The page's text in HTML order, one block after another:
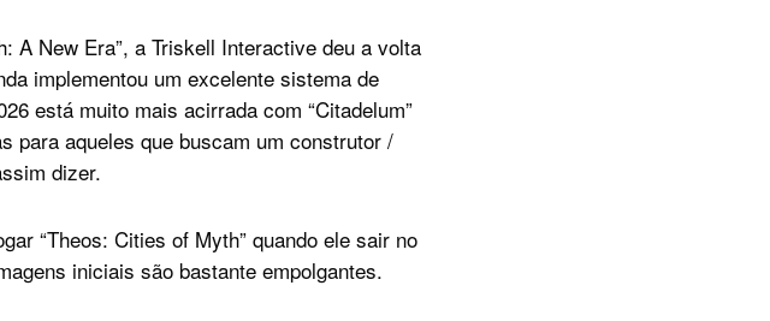
A New Era”, a Triskell Interactive deu a volta
implementou um excelente sistema de
está muito mais acirrada com “Citadelum”
para aqueles que buscam um construtor /
dizer.
“Theos: Cities of Myth” quando ele sair no
iniciais são bastante empolgantes.